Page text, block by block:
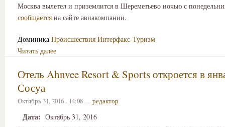
Москва вылетел и приземлится в Шереметьево ночью с
сообщается на сайте авиакомпании.
Доминика Происшествия Интерфакс-Туризм
Читать далее
Отель Ahnvee Resort & Sports откроется в
Сосуа
Октябрь 31, 2016 - 14:08 —редактор
Дата: Октябрь 31, 2016